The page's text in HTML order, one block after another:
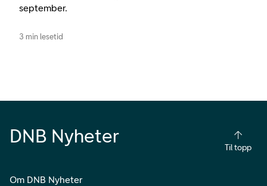
september.
3 min lesetid
DNB Nyheter
Til topp
Om DNB Nyheter